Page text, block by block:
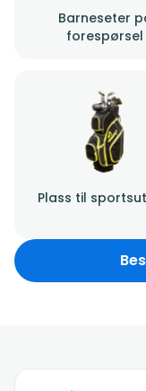
Barneseter
forespørsel
Plass til